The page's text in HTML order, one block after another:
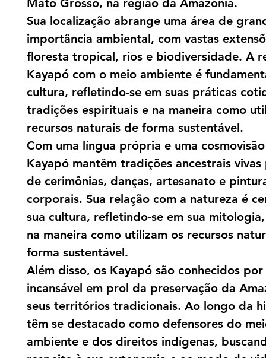
Mato Grosso, na região da Amazônia.
Sua localização abrange uma área de
importância ambiental, com vastas
floresta tropical, rios e biodiversidade. A
Kayapó com o meio ambiente é
cultura, refletindo-se em suas práticas
tradições espirituais e na maneira como
recursos naturais de forma sustentável.
Com uma língua própria e uma
Kayapó mantêm tradições ancestrais
de cerimônias, danças, artesanato e
corporais. Sua relação com a natureza é
sua cultura, refletindo-se em sua
na maneira como utilizam os recursos
forma sustentável.
Além disso, os Kayapó são conhecidos
incansável em prol da preservação da
seus territórios tradicionais. Ao longo da
têm se destacado como defensores do
ambiente e dos direitos indígenas,